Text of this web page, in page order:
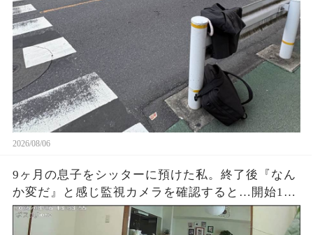
がそこにあった
2026/08/06
9ヶ月の息子をシッターに預けた私。終了後『なん
か変だ』と感じ監視カメラを確認すると…開始1時
間でYouTube放置、スマホ操作、最後に起きた“信
じられない映像”に涙が止まらなかった